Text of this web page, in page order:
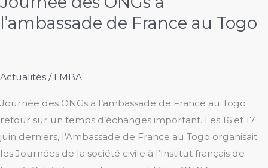
l’ambassade de France au Togo
Actualités / LMBA
Journée des ONGs à l’ambassade de France au Togo :
retour sur un temps d’échanges important. Les 16 et 17
juin derniers, l’Ambassade de France au Togo organisait
les Journées de la société civile à l’Institut français de